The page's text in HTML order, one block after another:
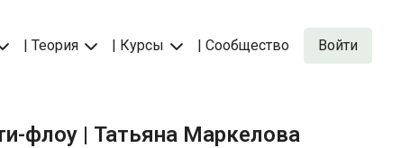
| Теория | Курсы | Сообщество Войти
флоу | Татьяна Маркелова